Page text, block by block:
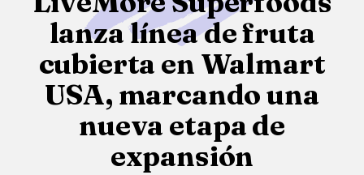
lanza línea de fruta
cubierta en Walmart
USA, marcando una
nueva etapa de
expansión